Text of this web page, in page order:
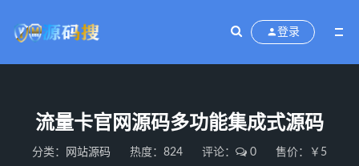
登录
流量卡官网源码多功能集成式源码
分类： 网站源码 热度：824 评论： 0 售价：￥5